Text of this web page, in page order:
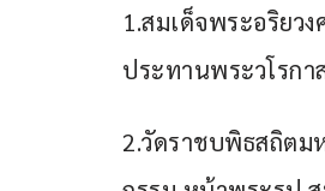
1.สมเด็จพระอริยว
ประทานพระวโรกา
2.วัดราชบพิธสถิตม